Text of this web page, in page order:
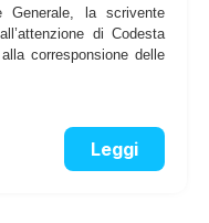
Generale, la scrivente
di Codesta
corresponsione delle
Leggi